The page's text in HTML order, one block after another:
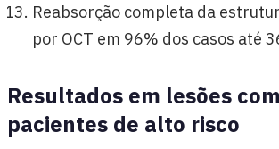
Reabsorção completa da
por OCT em 96% dos casos até
Resultados em lesões
pacientes de alto risco